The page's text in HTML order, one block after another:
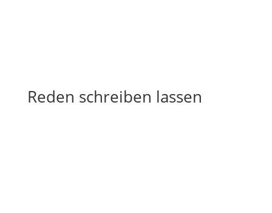
Reden schreiben lassen